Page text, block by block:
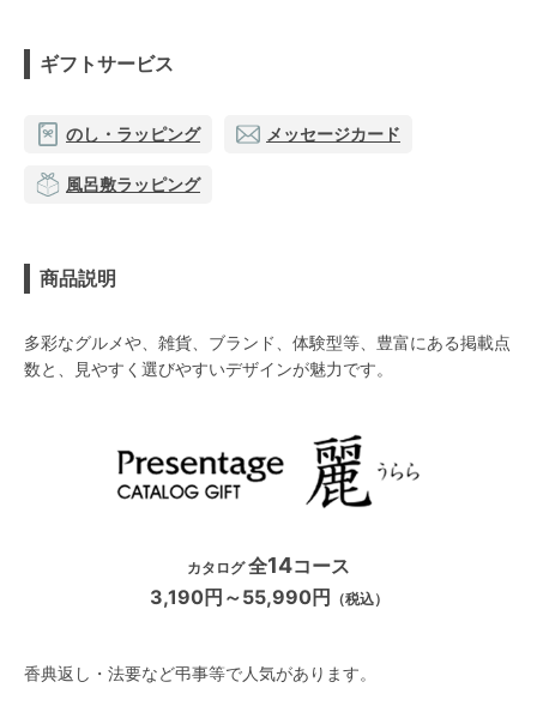
ギフトサービス
のし・ラッピング メッセージカード
風呂敷ラッピング
商品説明
多彩なグルメや、雑貨、ブランド、体験型等、豊富にある掲載点
数と、見やすく選びやすいデザインが魅力です。
カタログ全14コース
3,190円～55,990円 （税込）
香典返し・法要など弔事等で人気があります。